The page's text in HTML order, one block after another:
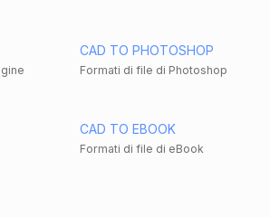
CAD TO PHOTOSHOP
Formati di file di Photoshop
CAD TO EBOOK
Formati di file di eBook